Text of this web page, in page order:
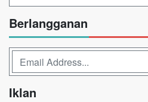
Berlangganan
Iklan